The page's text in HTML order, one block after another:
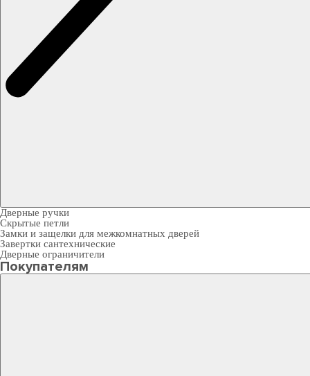
Дверные ручки
Скрытые петли
Замки и защелки для межкомнатных дверей
Завертки сантехнические
Дверные ограничители
Покупателям